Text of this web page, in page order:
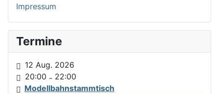
Impressum
Termine
12 Aug. 2026
20:00 - 22:00
Modellbahnstammtisch